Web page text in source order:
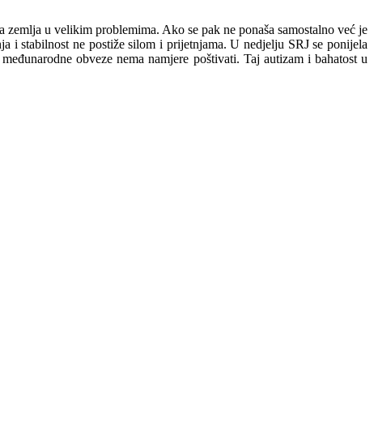
u velikim problemima. Ako se pak ne ponaša samostalno već je
i stabilnost ne postiže silom i prijetnjama. U nedjelju SRJ se ponijela
obveze nema namjere poštivati. Taj autizam i bahatost u